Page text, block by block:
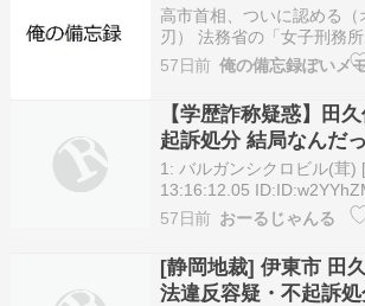
高市首相、ついに認める（
刃） 法務省の「女子刑務
に男女差別だと非難殺到
すぎｗｗｗｗｗ（はちま
「庭で捕まえてきたミミ
結果・・・ うわぁあああ
報＠刃）…
57日前 俺の備忘録ぽいメ
【学歴詐称疑惑】田
起訴処分 結局なんだ
1: バルガンシクロビル(茸)
13:16:12.05
日、書類送検されていた
紀前市長の公職選挙法違
不起訴処分とした。田久保
関に提…
57日前 おーるじゃんる
[静岡地裁] 伊東市 田
法違反容疑・不起訴処